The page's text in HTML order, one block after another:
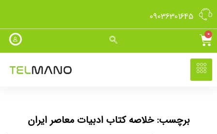
09036301645
0
برچسب: خلاصه کتاب ادبیات معاصر ایران